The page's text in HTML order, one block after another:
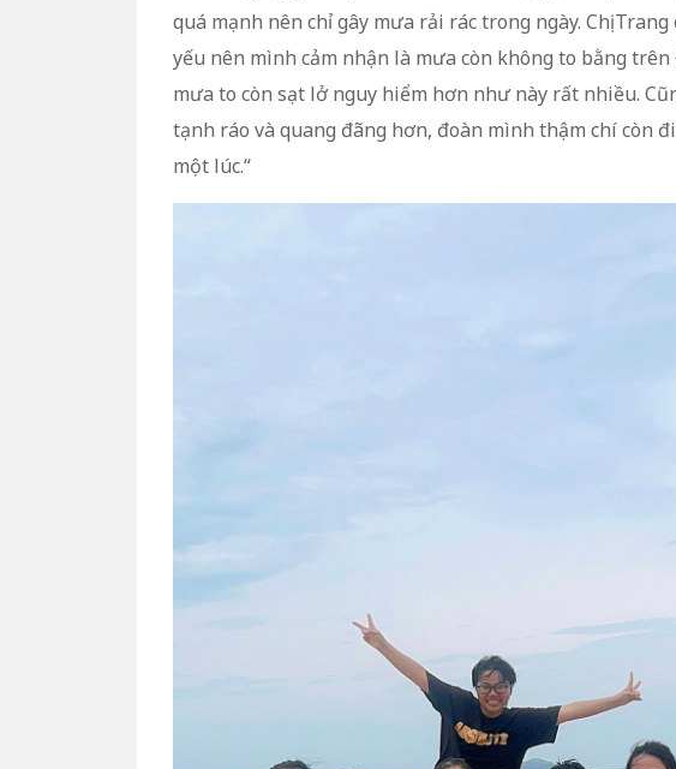
quá mạnh nên chỉ gây mưa rải rác trong ngày. Chị
yếu nên mình cảm nhận là mưa còn không to bằng
mưa to còn sạt lở nguy hiểm hơn như này rất nhiều.
tạnh ráo và quang đãng hơn, đoàn mình thậm chí còn
một lúc.“